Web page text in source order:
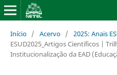
Início / Acervo / 2025: Anais
ESUD2025_Artigos Científicos |
Institucionalização da EAD